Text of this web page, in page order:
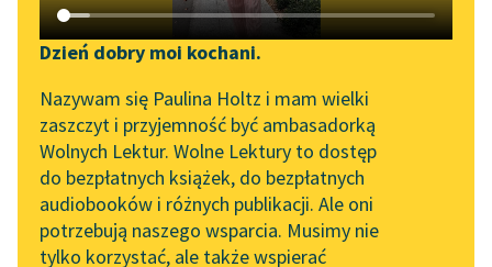
Katalog DAISY
Podkasty o książkach
Zgłoś brak utworu
Aktualności
„Prokurator Alicja Horn”
do słuchania
Byliśmy częścią AI Impact
Lab
Narzędzia
Mapa Wolnych Lektur
Leśmianator
Przewodnik dla piszących i
czytających
Dzień dobry moi kochani.
Nazywam się Paulina Holtz i mam wielki
zaszczyt i przyjemność być ambasadorką
Wolnych Lektur. Wolne Lektury to dostęp
do bezpłatnych książek, do bezpłatnych
audiobooków i różnych publikacji. Ale oni
potrzebują naszego wsparcia. Musimy nie
tylko korzystać, ale także wspierać
pobierz książkę